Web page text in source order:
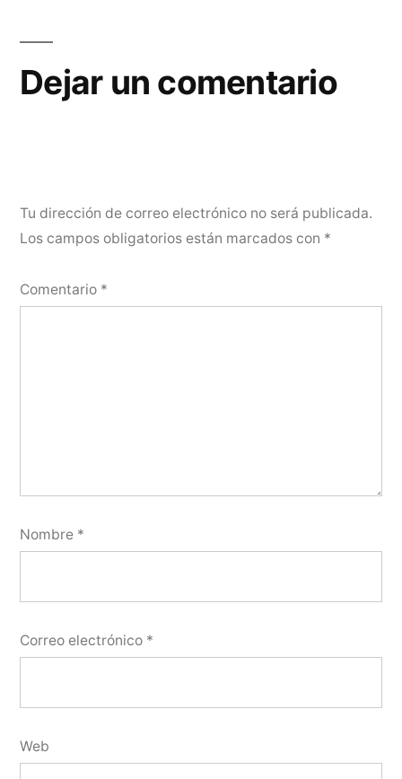
Dejar un comentario
Tu dirección de correo electrónico no será publicada.
Los campos obligatorios están marcados con *
Comentario *
Nombre *
Correo electrónico *
Web